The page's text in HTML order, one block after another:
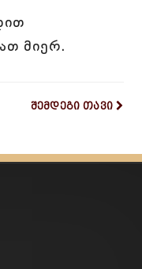
მიერ.
შემდეგი თავი